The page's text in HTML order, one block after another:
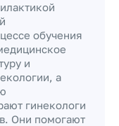
обучения
и
а
гинекологи
Они помогают